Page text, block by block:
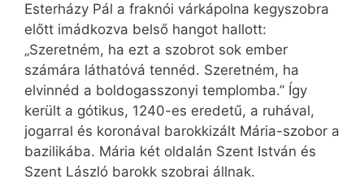
Esterházy Pál a fraknói várkápolna kegyszobra
előtt imádkozva belső hangot hallott:
„Szeretném, ha ezt a szobrot sok ember
számára láthatóvá tennéd. Szeretném, ha
elvinnéd a boldogasszonyi templomba.” Így
került a gótikus, 1240-es eredetű, a ruhával,
jogarral és koronával barokkizált Mária-szobor a
bazilikába. Mária két oldalán Szent István és
Szent László barokk szobrai állnak.